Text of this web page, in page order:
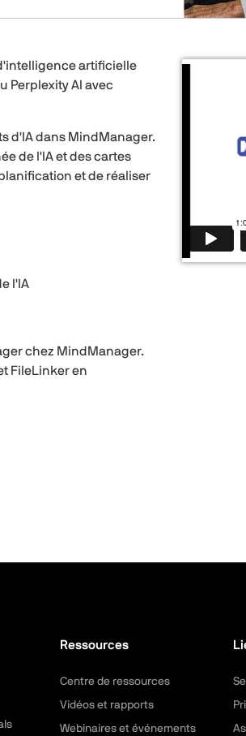
artificielle
Perplexity AI avec
d'IA dans MindManager.
de l'IA et des cartes
et de réaliser
l'IA
chez MindManager.
FileLinker en
Ressources
Centre de ressources
Vidéos et rapports
Webinaires et événements